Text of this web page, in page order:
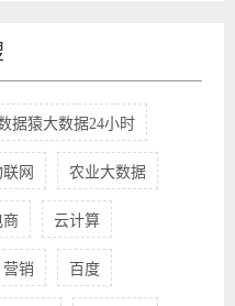
据猿大数据24小时
网 农业大数据
商 云计算
营销 百度